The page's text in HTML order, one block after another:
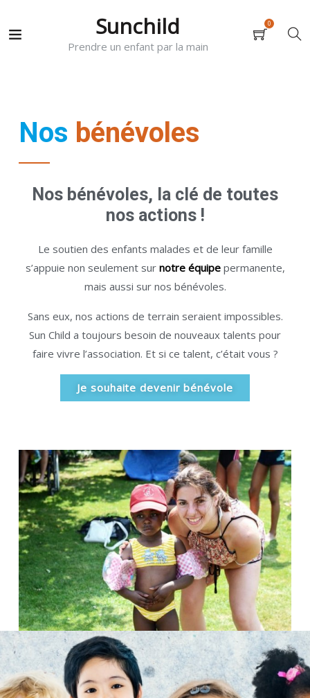
Sunchild
Prendre un enfant par la main
0
Nos bénévoles
Nos bénévoles, la clé de toutes
nos actions !
Le soutien des enfants malades et de leur famille
s’appuie non seulement sur notre équipe permanente,
mais aussi sur nos bénévoles.
Sans eux, nos actions de terrain seraient impossibles.
Sun Child a toujours besoin de nouveaux talents pour
faire vivre l’association. Et si ce talent, c’était vous ?
Je souhaite devenir bénévole